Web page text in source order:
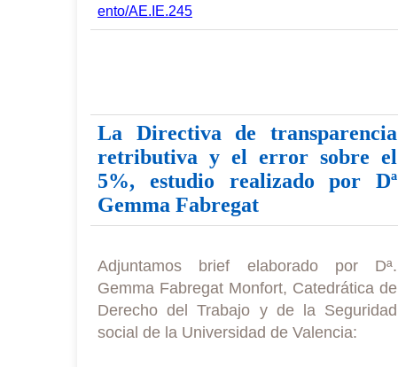
ento/AE.IE.245
La Directiva de transparencia
retributiva y el error sobre el
5%, estudio realizado por Dª
Gemma Fabregat
Adjuntamos brief elaborado por Dª.
Gemma Fabregat Monfort, Catedrática de
Derecho del Trabajo y de la Seguridad
social de la Universidad de Valencia: